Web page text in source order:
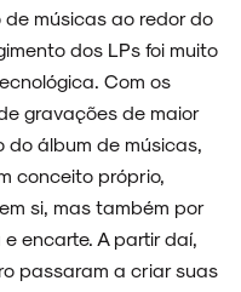
músicas ao redor do
dos LPs foi muito
Com os
gravações de maior
do álbum de músicas,
conceito próprio,
si, mas também por
encarte. A partir daí,
passaram a criar suas